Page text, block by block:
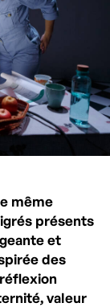
même
présents
et
des
valeur